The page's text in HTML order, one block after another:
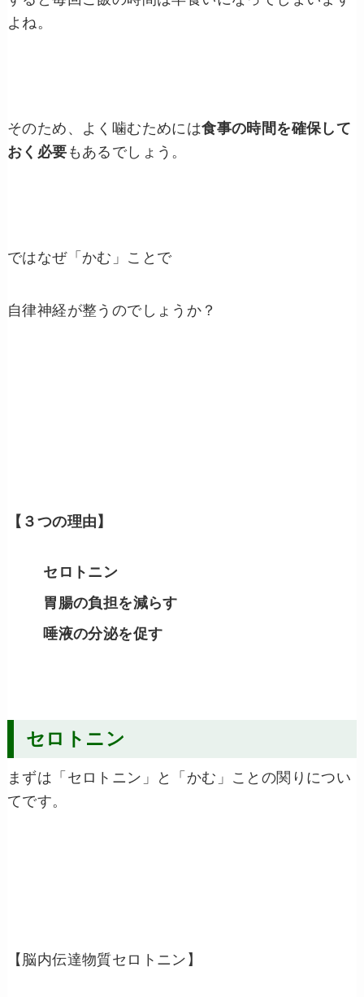
よね。
そのため、よく噛むためには食事の時間を確保して
おく必要 もあるでしょう。
ではなぜ「かむ」ことで
自律神経が整うのでしょうか？
【３つの理由】
セロトニン
胃腸の負担を減らす
唾液の分泌を促す
セロトニン
まずは「セロトニン」と「かむ」ことの関りについ
てです。
【脳内伝達物質セロトニン】